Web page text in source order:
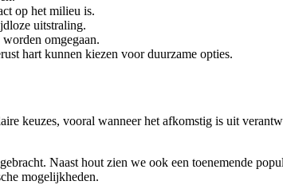
op het milieu is.
uitstraling.
omgegaan.
hart kunnen kiezen voor duurzame opties.
keuzes, vooral wanneer het afkomstig is uit
Naast hout zien we ook een toenemende
mogelijkheden.